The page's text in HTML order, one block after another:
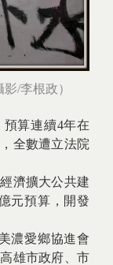
/李根政）
預算連續4年在
全數遭立法院
濟擴大公共建
元預算，開發
濃愛鄉協進會
雄市政府、市